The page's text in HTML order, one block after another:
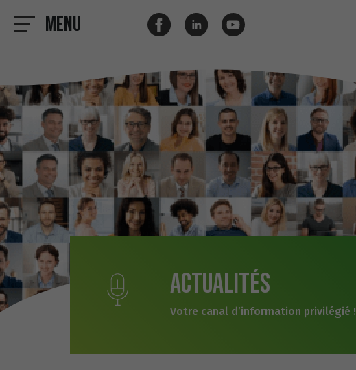
Menu
Actualités
Votre canal d’information privilégié !